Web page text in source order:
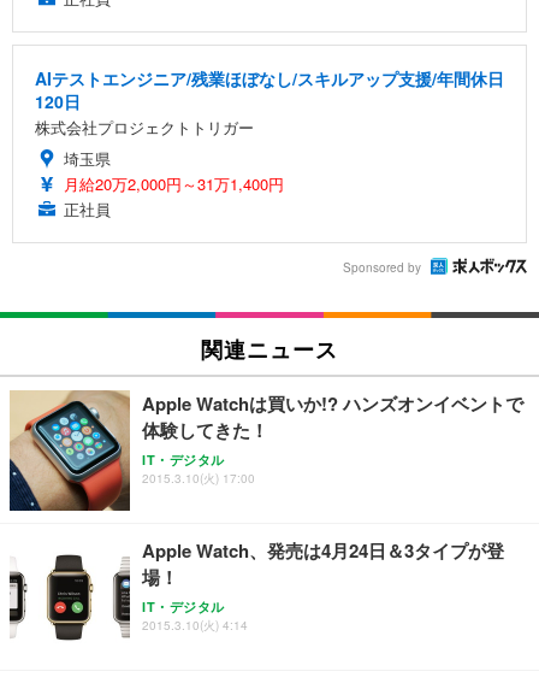
AIテストエンジニア/残業ほぼなし/スキルアップ支援/年間休日
120日
株式会社プロジェクトトリガー
埼玉県
月給20万2,000円～31万1,400円
正社員
Sponsored by
関連ニュース
Apple Watchは買いか!? ハンズオンイベントで
体験してきた！
IT・デジタル
2015.3.10(火) 17:00
Apple Watch、発売は4月24日＆3タイプが登
場！
IT・デジタル
2015.3.10(火) 4:14